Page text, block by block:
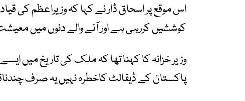
اس موقع پر اسحاق ڈار نے کہا کہ وزیراعظم کی
کوششیں کررہی ہے اور آنے والے دنوں میں
وزیر خزانہ کا کہنا تھا کہ ملک کی تاریخ میں
پاکستان کے ڈیفالٹ کاخطرہ نہیں یہ صرف